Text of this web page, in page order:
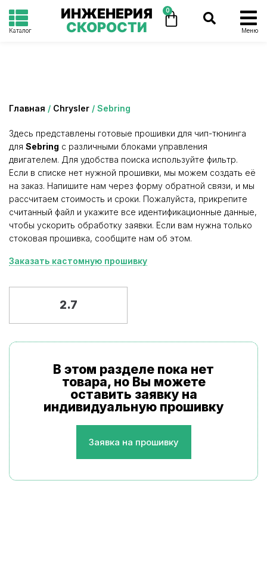
Каталог
ИНЖЕНЕРИЯ
СКОРОСТИ
0
Меню
Главная / Chrysler / Sebring
Здесь представлены готовые прошивки для чип-тюнинга
для Sebring с различными блоками управления
двигателем. Для удобства поиска используйте фильтр.
Если в списке нет нужной прошивки, мы можем создать её
на заказ. Напишите нам через форму обратной связи, и мы
рассчитаем стоимость и сроки. Пожалуйста, прикрепите
считанный файл и укажите все идентификационные данные,
чтобы ускорить обработку заявки. Если вам нужна только
стоковая прошивка, сообщите нам об этом.
Заказать кастомную прошивку
2.7
В этом разделе пока нет
товара, но Вы можете
оставить заявку на
индивидуальную прошивку
Заявка на прошивку